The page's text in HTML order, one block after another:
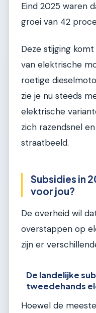
Eind 2025 waren
groei van 42
Deze stijging
van elektrische
roetige
zie je nu steeds
elektrische
zich razendsnel
straatbeeld.
Subsidies in
voor jou?
De overheid wil
overstappen op
zijn er
De landelijke
tweedehands
Hoewel de